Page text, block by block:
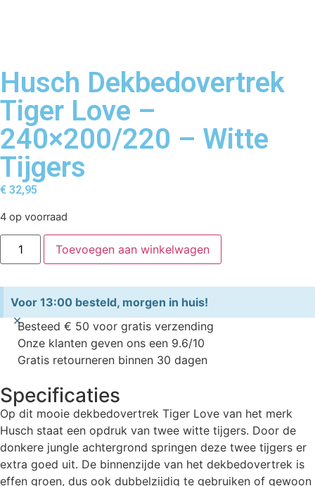
Husch Dekbedovertrek
Tiger Love –
240×200/220 – Witte
Tijgers
€ 32,95
4 op voorraad
Toevoegen aan winkelwagen
Voor 13:00 besteld, morgen in huis!
×Besteed € 50 voor gratis verzending
Onze klanten geven ons een 9.6/10
Gratis retourneren binnen 30 dagen
Specificaties
Op dit mooie dekbedovertrek Tiger Love van het merk
Husch staat een opdruk van twee witte tijgers. Door de
donkere jungle achtergrond springen deze twee tijgers er
extra goed uit. De binnenzijde van het dekbedovertrek is
effen groen, dus ook dubbelzijdig te gebruiken of gewoon